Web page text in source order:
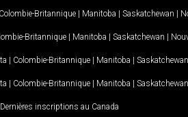
Colombie-Britannique | Manitoba | Saskatchewan |
Britannique | Manitoba | Saskatchewan |
| Colombie-Britannique | Manitoba | Saskatchewan
| Colombie-Britannique | Manitoba | Saskatchewan
Dernières inscriptions au Canada